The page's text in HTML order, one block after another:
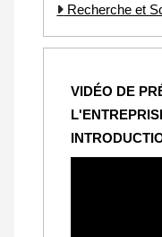
Recherche et
VIDÉO DE